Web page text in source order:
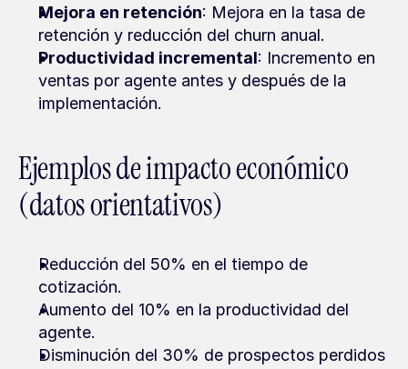
Mejora en retención: Mejora en la tasa de
retención y reducción del churn anual.
Productividad incremental: Incremento en
ventas por agente antes y después de la
implementación.
Ejemplos de impacto económico
(datos orientativos)
Reducción del 50% en el tiempo de
cotización.
Aumento del 10% en la productividad del
agente.
Disminución del 30% de prospectos perdidos